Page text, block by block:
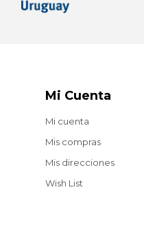
Mi Cuenta
Mi cuenta
Mis compras
Mis direcciones
Wish List